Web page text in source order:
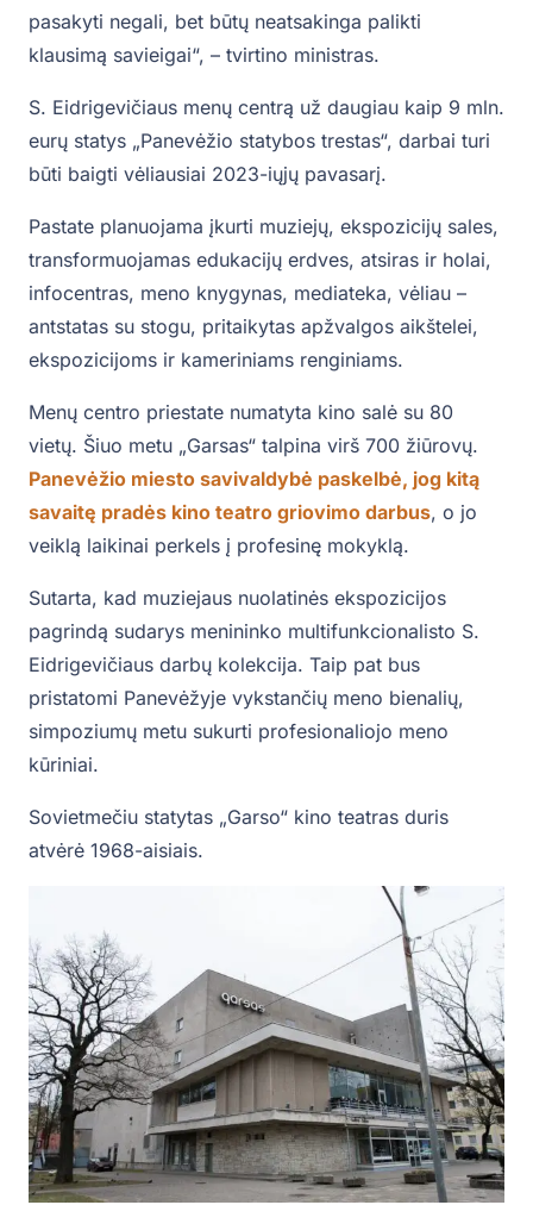
pasakyti negali, bet būtų neatsakinga palikti
klausimą savieigai“, – tvirtino ministras.
S. Eidrigevičiaus menų centrą už daugiau kaip 9 mln.
eurų statys „Panevėžio statybos trestas“, darbai turi
būti baigti vėliausiai 2023-iųjų pavasarį.
Pastate planuojama įkurti muziejų, ekspozicijų sales,
transformuojamas edukacijų erdves, atsiras ir holai,
infocentras, meno knygynas, mediateka, vėliau –
antstatas su stogu, pritaikytas apžvalgos aikštelei,
ekspozicijoms ir kameriniams renginiams.
Menų centro priestate numatyta kino salė su 80
vietų. Šiuo metu „Garsas“ talpina virš 700 žiūrovų.
Panevėžio miesto savivaldybė paskelbė, jog kitą
savaitę pradės kino teatro griovimo darbus, o jo
veiklą laikinai perkels į profesinę mokyklą.
Sutarta, kad muziejaus nuolatinės ekspozicijos
pagrindą sudarys menininko multifunkcionalisto S.
Eidrigevičiaus darbų kolekcija. Taip pat bus
pristatomi Panevėžyje vykstančių meno bienalių,
simpoziumų metu sukurti profesionaliojo meno
kūriniai.
Sovietmečiu statytas „Garso“ kino teatras duris
atvėrė 1968-aisiais.